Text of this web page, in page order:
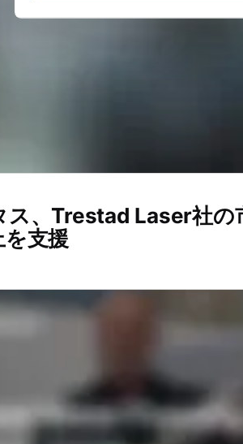
ス、Trestad Laser社の
を支援